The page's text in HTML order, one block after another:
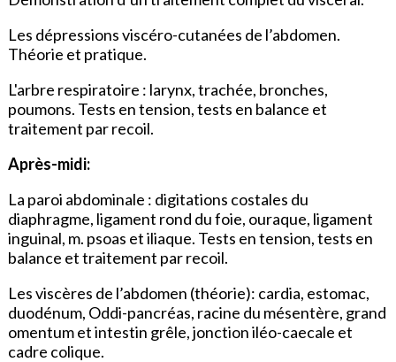
Les dépressions viscéro-cutanées de l’abdomen.
Théorie et pratique.
L'arbre respiratoire : larynx, trachée, bronches,
poumons. Tests en tension, tests en balance et
traitement par recoil.
Après-midi:
La paroi abdominale : digitations costales du
diaphragme, ligament rond du foie, ouraque, ligament
inguinal, m. psoas et iliaque. Tests en tension, tests en
balance et traitement par recoil.
Les viscères de l’abdomen (théorie): cardia, estomac,
duodénum, Oddi-pancréas, racine du mésentère, grand
omentum et intestin grêle, jonction iléo-caecale et
cadre colique.